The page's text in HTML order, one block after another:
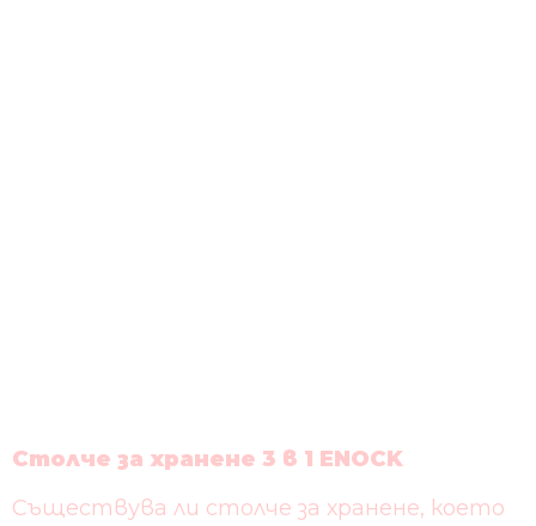
Столче за хранене 3 в 1 ENOCK
Съществува ли столче за хранене, което